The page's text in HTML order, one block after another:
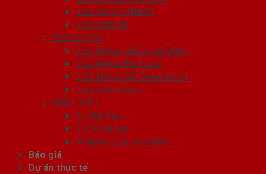
Cửa Gỗ Tự Nhiên
Cửa vòm gỗ
CỬA NHỰA
Cửa Nhựa ABS Hàn Quốc
Cửa Nhựa Đài Loan
Cửa Nhựa Gỗ Composite
Cửa vòm nhựa
NỘI THẤT
Tủ Kệ Bếp
Tủ Quần Áo
Phụ kiện cửa nhà tắm
Báo giá
Dự án thực tế